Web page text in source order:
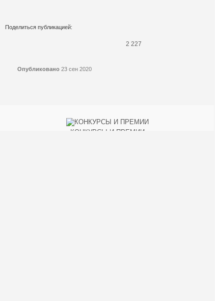
Поделиться публикацией:
2 227
Опубликовано 23 сен 2020
КОНКУРСЫ И ПРЕМИИ